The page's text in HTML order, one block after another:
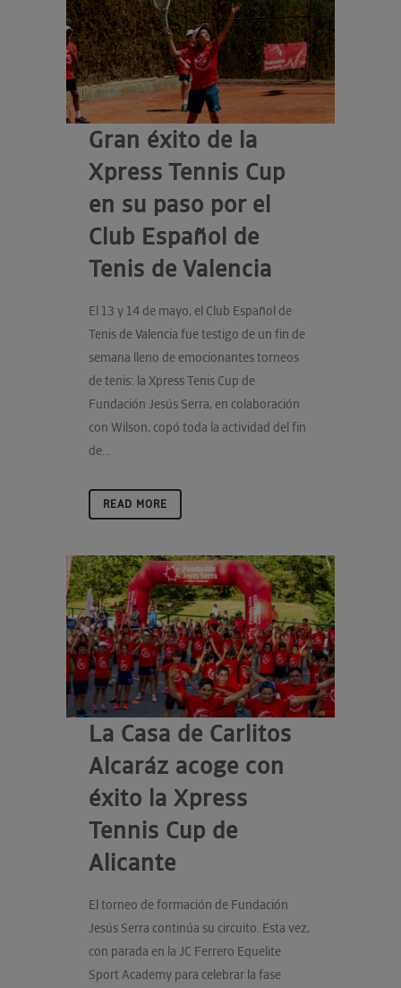
Gran éxito de la
Xpress Tennis Cup
en su paso por el
Club Español de
Tenis de Valencia
El 13 y 14 de mayo, el Club Español de
Tenis de Valencia fue testigo de un fin de
semana lleno de emocionantes torneos
de tenis: la Xpress Tenis Cup de
Fundación Jesús Serra, en colaboración
con Wilson, copó toda la actividad del fin
de...
READ MORE
La Casa de Carlitos
Alcaráz acoge con
éxito la Xpress
Tennis Cup de
Alicante
El torneo de formación de Fundación
Jesús Serra continúa su circuito. Esta vez,
con parada en la JC Ferrero Equelite
Sport Academy para celebrar la fase